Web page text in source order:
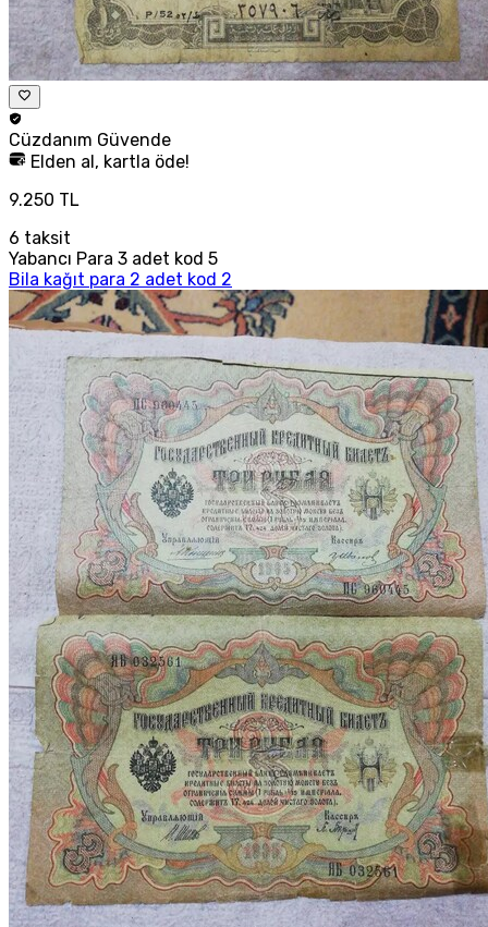
Cüzdanım Güvende
Elden al, kartla öde!
9.250 TL
6 taksit
Yabancı Para 3 adet kod 5
Bila kağıt para 2 adet kod 2